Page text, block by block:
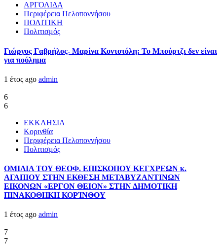
ΑΡΓΟΛΙΔΑ
Περιφέρεια Πελοποννήσου
ΠΟΛΙΤΙΚΗ
Πολιτισμός
Γιώργος Γαβρήλος- Μαρίνα Κοντοτόλη: Το Μπούρτζι δεν είναι
για πούλημα
1 έτος ago admin
6
6
ΕΚΚΛΗΣΙΑ
Κορινθία
Περιφέρεια Πελοποννήσου
Πολιτισμός
ΟΜΙΛΙΑ ΤΟΥ ΘΕΟΦ. ΕΠΙΣΚΟΠΟΥ ΚΕΓΧΡΕΩΝ κ.
ΑΓΑΠΙΟΥ ΣΤΗΝ ΕΚΘΕΣΗ ΜΕΤΑΒΥΖΑΝΤΙΝΩΝ
ΕΙΚΟΝΩΝ «ΕΡΓΟΝ ΘΕΙΟΝ» ΣΤΗΝ ΔΗΜΟΤΙΚΗ
ΠΙΝΑΚΟΘΗΚΗ ΚΟΡΊΝΘΟΥ
1 έτος ago admin
7
7